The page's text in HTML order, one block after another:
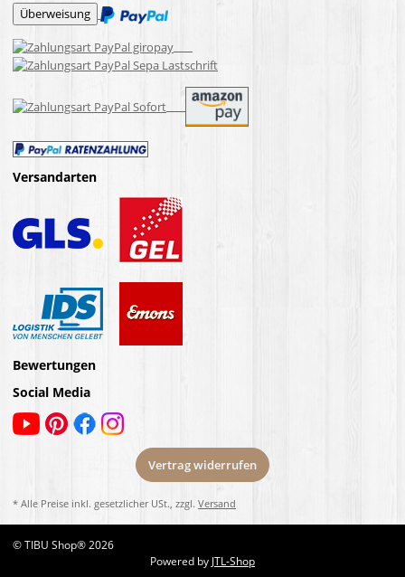
Versandarten
Bewertungen
Social Media
Vertrag widerrufen
* Alle Preise inkl. gesetzlicher USt., zzgl. Versand
© TIBU Shop® 2026
Powered byJTL-Shop